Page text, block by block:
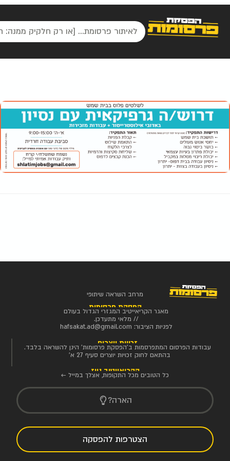
מרחב השראה שיתופי
הפסקת פרסומות
מאגר הקריאייטיב המגזרי הגדול בעולם
// מלאי מתעדכן.
לפניות הציבור: hafsakat.ad@gmail.com
זכויות יוצרים
עבודות הפרסום המתפרסמות ב'הפסקת פרסומות' הינן להשראה בלבד.
בהתאם לחוק זכויות יוצרים סעיף 27 א'
הקריאייטיב ניוז
כל הטובים מכל התקופות, אצלך במייל ←
הארה?
הצטרפות להפסקה